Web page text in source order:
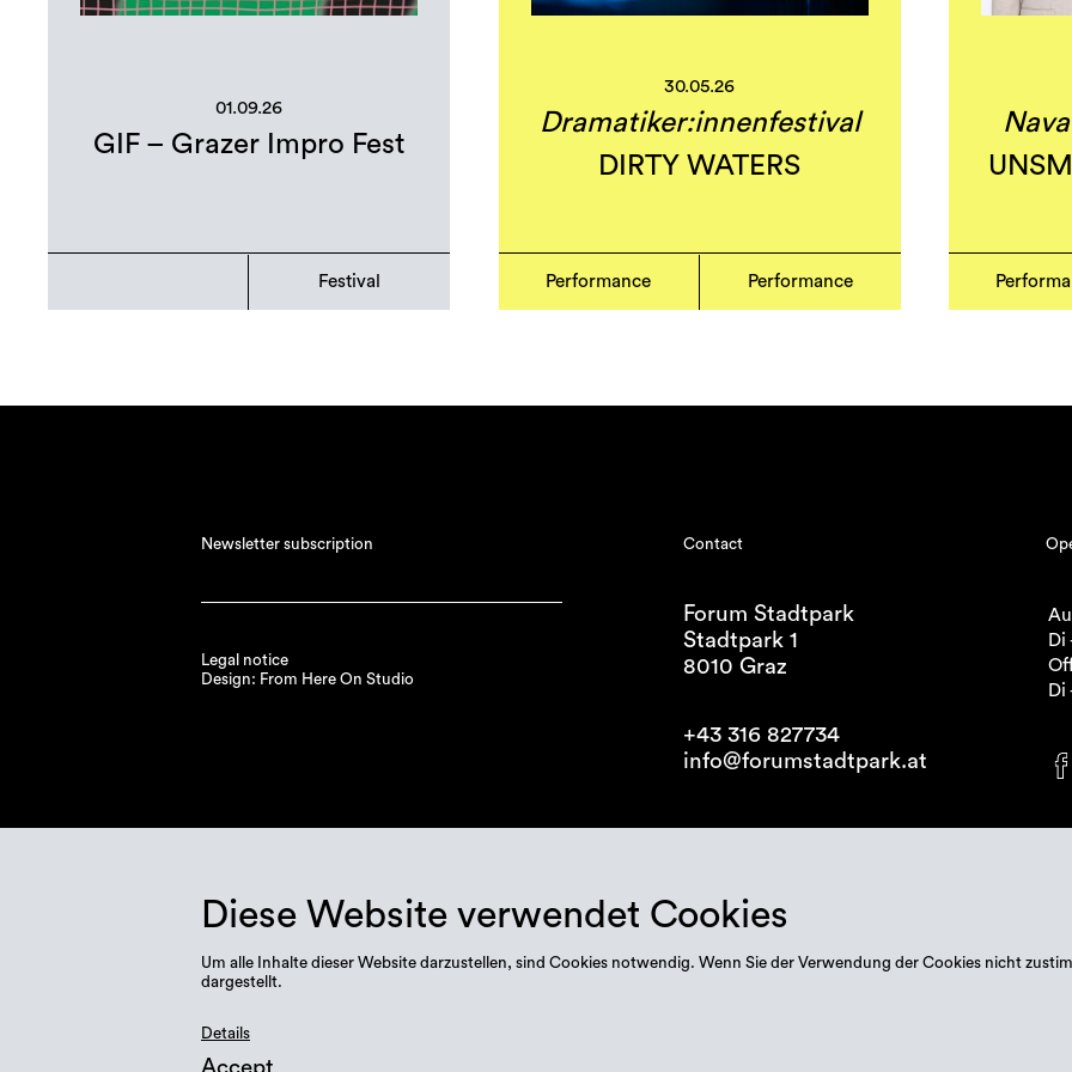
01.09.26
GIF – Grazer Impro Fest
Festival
30.05.26
Dramatiker:innenfestival
DIRTY WATERS
Performance Performance
Newsletter subscription
Legal notice
Design: From Here On Studio
Contact
Forum Stadtpark
Stadtpark 1
8010 Graz
+43 316 827734
info@forumstadtpark.at
Di
Di
Diese Website verwendet Cookies
Um alle Inhalte dieser Website darzustellen, sind Cookies notwendig. Wenn Sie der Verwendung der Cookies nicht
dargestellt.
Details